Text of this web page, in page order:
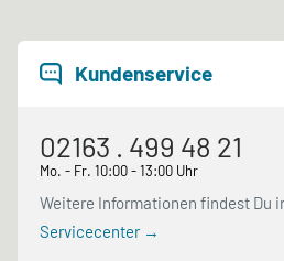
Kundenservice
02163 . 499 48 21
Mo. - Fr. 10:00 - 13:00 Uhr
Weitere Informationen findest Du
Servicecenter →